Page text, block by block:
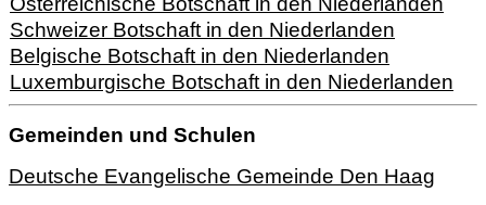
Schweizer Botschaft in den Niederlanden
Belgische Botschaft in den Niederlanden
Luxemburgische Botschaft in den Niederlanden
Gemeinden und Schulen
Deutsche Evangelische Gemeinde Den Haag